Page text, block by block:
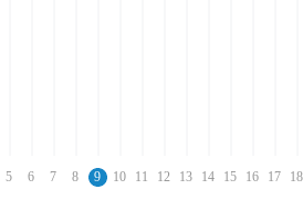
5 6 7 8 9 10 11 12 13 14 15 16 17 18